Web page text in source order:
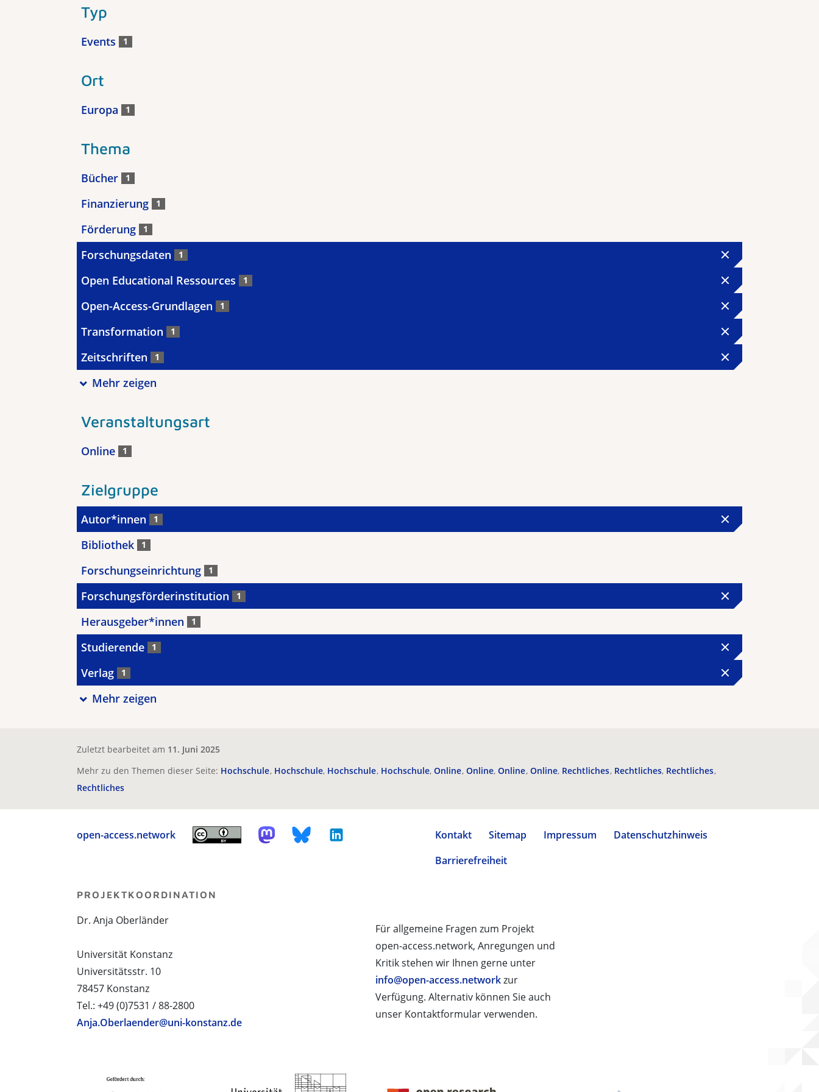
Typ
Events 1
Ort
Europa 1
Thema
Bücher 1
Finanzierung 1
Förderung 1
Forschungsdaten 1
Open Educational Ressources 1
Open-Access-Grundlagen 1
Transformation 1
Zeitschriften 1
Mehr zeigen
Veranstaltungsart
Online 1
Zielgruppe
Autor*innen 1
Bibliothek 1
Forschungseinrichtung 1
Forschungsförderinstitution 1
Herausgeber*innen 1
Studierende 1
Verlag 1
Mehr zeigen
Zuletzt bearbeitet am 11. Juni 2025
Mehr zu den Themen dieser Seite: Hochschule Hochschule Hochschule Hochschule Online Online Online Online Rechtliches Rechtliches Rechtliches
Rechtliches
open-access.network Kontakt Sitemap Impressum
Datenschutzhinweis
Barrierefreiheit
Für allgemeine Fragen zum Projekt
open-access.network, Anregungen und
Kritik stehen wir Ihnen gerne unter
info@open-access.networkzur
Verfügung. Alternativ können Sie auch
unser Kontaktformular verwenden.
PROJEKTKOORDINATION
Dr. Anja Oberländer
Universität Konstanz
Universitätsstr. 10
78457 Konstanz
Tel.: +49 (0)7531 / 88-2800
Anja.Oberlaender@uni-konstanz.de